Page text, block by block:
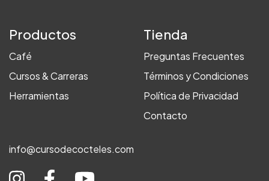
Productos
Café
Cursos & Carreras
Herramientas
Tienda
Preguntas Frecuentes
Términos y Condiciones
Política de Privacidad
Contacto
info@cursodecocteles.com